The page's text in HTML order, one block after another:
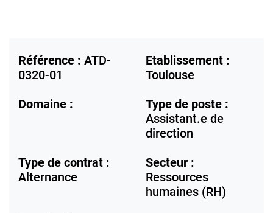
Référence : ATD-
0320-01
Etablissement :
Toulouse
Domaine :
Type de poste :
Assistant.e de
direction
Type de contrat :
Alternance
Secteur :
Ressources
humaines (RH)